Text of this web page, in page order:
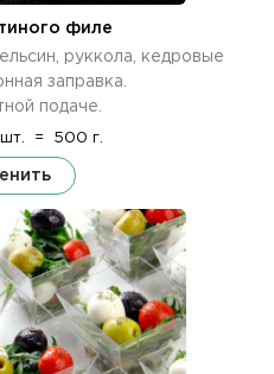
филе
руккола, кедровые
заправка.
подаче.
= 500 г.